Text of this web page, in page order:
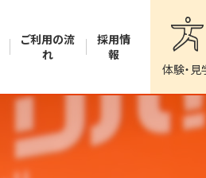
ご利用の流
れ
採用情
報
体験・見